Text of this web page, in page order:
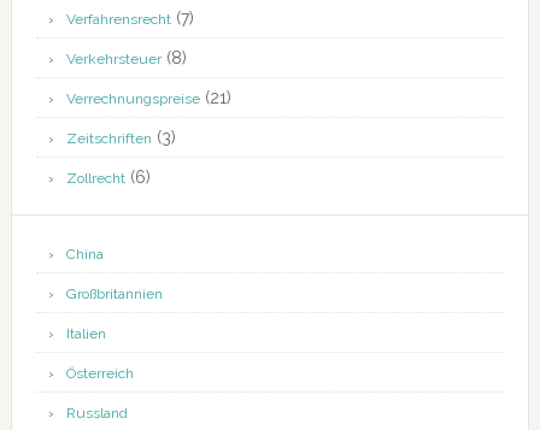
Verfahrensrecht(7)
Verkehrsteuer(8)
Verrechnungspreise(21)
Zeitschriften (3)
Zollrecht(6)
China
Großbritannien
Italien
Österreich
Russland